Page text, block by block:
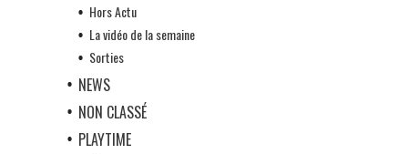
Hors Actu
La vidéo de la semaine
Sorties
NEWS
NON CLASSÉ
PLAYTIME